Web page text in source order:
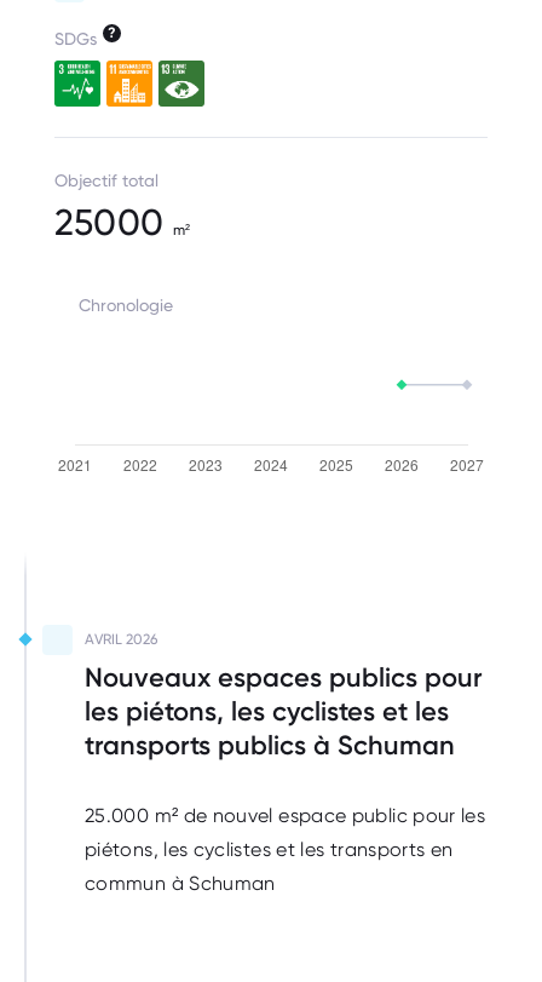
SDGs ?
Objectif total
25000 m²
Chronologie
AVRIL 2026
Nouveaux espaces publics pour
les piétons, les cyclistes et les
transports publics à Schuman
A réaliser
25.000 m² de nouvel espace public pour les
piétons, les cyclistes et les transports en
commun à Schuman